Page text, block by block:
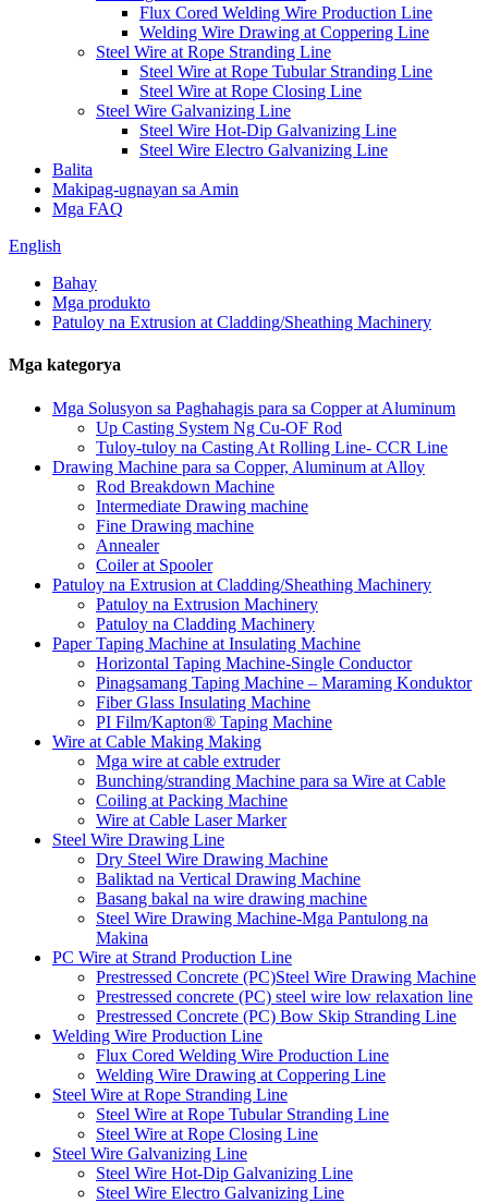
Flux Cored Welding Wire Production Line
Welding Wire Drawing at Coppering Line
Steel Wire at Rope Stranding Line
Steel Wire at Rope Tubular Stranding Line
Steel Wire at Rope Closing Line
Steel Wire Galvanizing Line
Steel Wire Hot-Dip Galvanizing Line
Steel Wire Electro Galvanizing Line
Balita
Makipag-ugnayan sa Amin
Mga FAQ
English
Bahay
Mga produkto
Patuloy na Extrusion at Cladding/Sheathing Machinery
Mga kategorya
Mga Solusyon sa Paghahagis para sa Copper at Aluminum
Up Casting System Ng Cu-OF Rod
Tuloy-tuloy na Casting At Rolling Line- CCR Line
Drawing Machine para sa Copper, Aluminum at Alloy
Rod Breakdown Machine
Intermediate Drawing machine
Fine Drawing machine
Annealer
Coiler at Spooler
Patuloy na Extrusion at Cladding/Sheathing Machinery
Patuloy na Extrusion Machinery
Patuloy na Cladding Machinery
Paper Taping Machine at Insulating Machine
Horizontal Taping Machine-Single Conductor
Pinagsamang Taping Machine – Maraming Konduktor
Fiber Glass Insulating Machine
PI Film/Kapton® Taping Machine
Wire at Cable Making Making
Mga wire at cable extruder
Bunching/stranding Machine para sa Wire at Cable
Coiling at Packing Machine
Wire at Cable Laser Marker
Steel Wire Drawing Line
Dry Steel Wire Drawing Machine
Baliktad na Vertical Drawing Machine
Basang bakal na wire drawing machine
Steel Wire Drawing Machine-Mga Pantulong na
Makina
PC Wire at Strand Production Line
Prestressed Concrete (PC)Steel Wire Drawing Machine
Prestressed concrete (PC) steel wire low relaxation line
Prestressed Concrete (PC) Bow Skip Stranding Line
Welding Wire Production Line
Flux Cored Welding Wire Production Line
Welding Wire Drawing at Coppering Line
Steel Wire at Rope Stranding Line
Steel Wire at Rope Tubular Stranding Line
Steel Wire at Rope Closing Line
Steel Wire Galvanizing Line
Steel Wire Hot-Dip Galvanizing Line
Steel Wire Electro Galvanizing Line